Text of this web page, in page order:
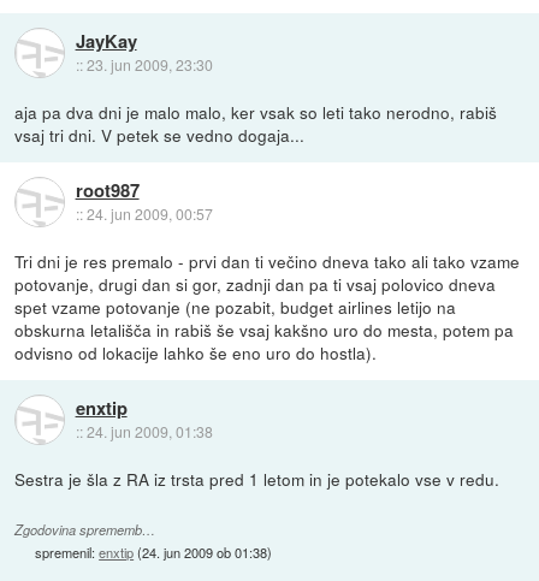
JayKay
::23. jun 2009, 23:30
aja pa dva dni je malo malo, ker vsak so leti tako nerodno, rabiš
vsaj tri dni. V petek se vedno dogaja...
root987
::24. jun 2009, 00:57
Tri dni je res premalo - prvi dan ti večino dneva tako ali tako vzame
potovanje, drugi dan si gor, zadnji dan pa ti vsaj polovico dneva
spet vzame potovanje (ne pozabit, budget airlines letijo na
obskurna letališča in rabiš še vsaj kakšno uro do mesta, potem pa
odvisno od lokacije lahko še eno uro do hostla).
enxtip
::24. jun 2009, 01:38
Sestra je šla z RA iz trsta pred 1 letom in je potekalo vse v redu.
Zgodovina sprememb…
spremenil:enxtip(24. jun 2009 ob 01:38)